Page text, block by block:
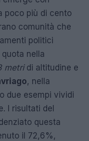
poco più di cento
comunità che
politici
quota nella
metridi altitudine e
, nella
due esempi vividi
I risultati del
questa
il 72,6%,